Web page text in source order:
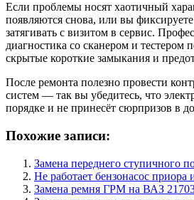
Если проблемы носят хаотичный
появляются снова, или вы
затягивать с визитом в сервис.
диагностика со сканером и тестером
скрытые короткие замыкания и
После ремонта полезно провести
систем — так вы убедитесь, что
порядке и не принесёт сюрпризов в
Похожие записи:
Замена переднего ступичного
Не работает бензонасос приора
Замена ремня ГРМ на ВАЗ